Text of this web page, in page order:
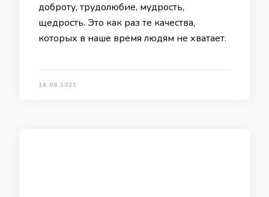
доброту, трудолюбие, мудрость,
щедрость. Это как раз те качества,
которых в наше время людям не хватает.
16.08.2021